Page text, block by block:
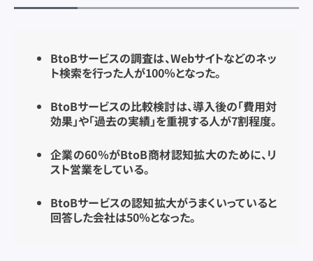
BtoBサービスの調査は、Webサイトなどのネッ
ト検索を行った人が100％となった。
BtoBサービスの比較検討は、導入後の「費用対
効果」や「過去の実績」を重視する人が7割程度。
企業の60％がBtoB商材認知拡大のために、リ
スト営業をしている。
BtoBサービスの認知拡大がうまくいっていると
回答した会社は50％となった。